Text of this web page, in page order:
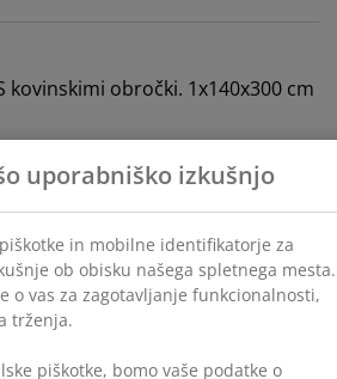
kovinskimi obročki. 1x140x300 cm
piškotke, bomo vaše
za prilagojene in statične
si lahko preberete v razdelku
in prekličete svoje soglasje s
S klikom na »Sprejmi vse
tremi nameni. Preberite
obdelavi osebnih podatkov
.